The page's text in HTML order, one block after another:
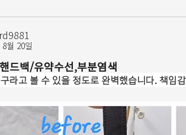
월 20일
드백/유약수선,부분염색
라고 볼 수 있을 정도로 완벽했습니다. 책임